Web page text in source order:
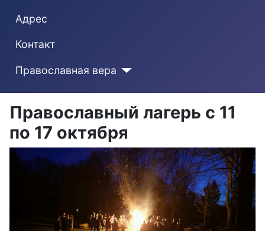
Адрес
Контакт
Православная вера
Православный лагерь с 11
по 17 октября